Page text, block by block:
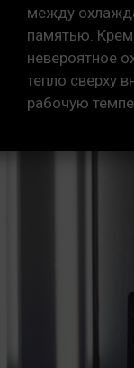
между
памятью.
невероятное
тепло сверху
рабочую